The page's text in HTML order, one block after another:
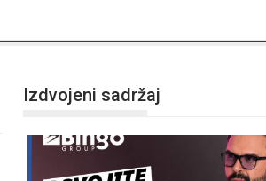
Izdvojeni sadržaj